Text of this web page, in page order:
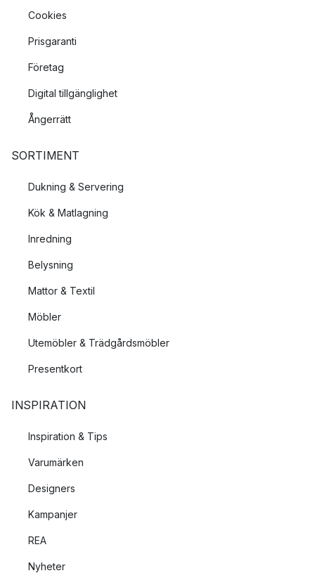
Cookies
Prisgaranti
Företag
Digital tillgänglighet
Ångerrätt
SORTIMENT
Dukning & Servering
Kök & Matlagning
Inredning
Belysning
Mattor & Textil
Möbler
Utemöbler & Trädgårdsmöbler
Presentkort
INSPIRATION
Inspiration & Tips
Varumärken
Designers
Kampanjer
REA
Nyheter